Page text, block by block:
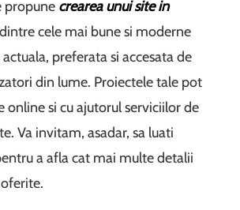
propune crearea unui site in
cele mai bune si moderne
preferata si accesata de
din lume. Proiectele tale pot
online si cu ajutorul serviciilor de
Va invitam, asadar, sa luati
a afla cat mai multe detalii